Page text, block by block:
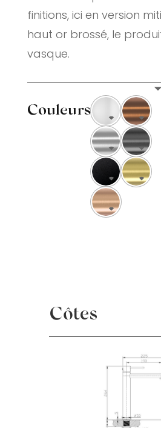
finitions, ici en version
haut or brossé, le
vasque.
Couleurs
Côtes